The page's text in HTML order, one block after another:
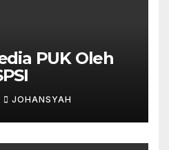
PUK Oleh
JOHANSYAH